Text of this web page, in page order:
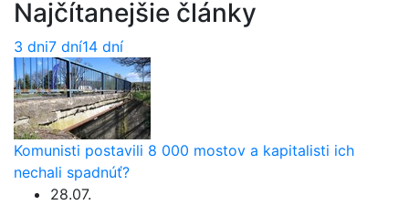
Najčítanejšie články
3 dni7 dní14 dní
Komunisti postavili 8 000 mostov a kapitalisti ich
nechali spadnúť?
28.07.